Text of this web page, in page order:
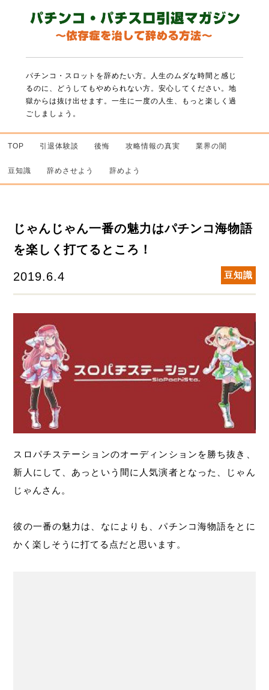
パチンコ・スロットを辞めたい方。人生のムダな時間と感じ
るのに、どうしてもやめられない方。 安心してください。地
獄からは抜け出せます。一生に一度の人生、もっと楽しく過
ごしましょう。
TOP 引退体験談 後悔 攻略情報の真実 業界の闇
豆知識 辞めさせよう 辞めよう
じゃんじゃん一番の魅力はパチンコ海物語
を楽しく打てるところ！
2019.6.4 豆知識
スロパチステーションのオーディンションを勝ち抜き、
新人にして、あっという間に人気演者となった、じゃん
じゃんさん。
彼の一番の魅力は、なによりも、パチンコ海物語をとに
かく楽しそうに打てる点だと思います。